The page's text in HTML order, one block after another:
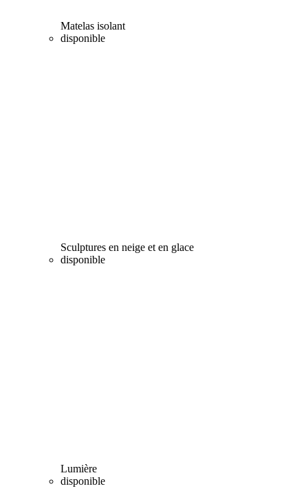
Matelas isolant
disponible
Sculptures en neige et en glace
disponible
Lumière
disponible